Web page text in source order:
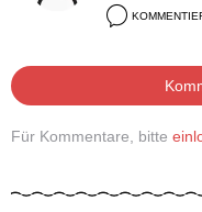
Für Kommentare, bitte